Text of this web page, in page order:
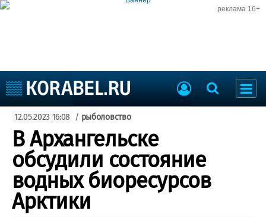
реклама 16+
Судоходство
Судоремонт
События
Пресс-релизы
Порты
Рыболовство
ВМФ
Образование
Яхты и катера
Еще
12.05.2023 16:08 / рыболовство
В Архангельске
обсудили состояние
водных биоресурсов
Арктики